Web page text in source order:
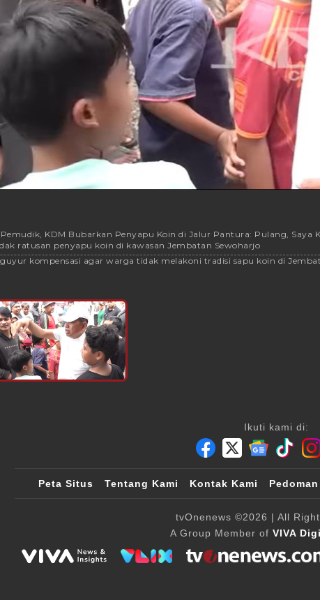
KDM Bubarkan Penyapu Koin di Jalur Pantura: Pulang, Saya
ratusan penyapu koin di kawasan Jembatan Sewoharjo
kompensasi agar warga tidak melakoni tradisi sapu koin di
Ikuti kami di:
Peta Situs Tentang Kami Kontak Kami
tvOnenews ©2026 | All
A Group Member ofVIVA